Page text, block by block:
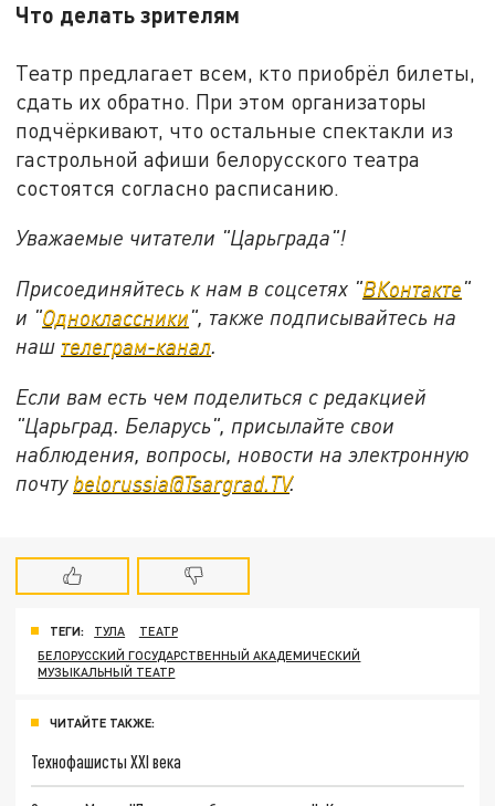
Что делать зрителям
Театр предлагает всем, кто приобрёл билеты,
сдать их обратно. При этом организаторы
подчёркивают, что остальные спектакли из
гастрольной афиши белорусского театра
состоятся согласно расписанию.
Уважаемые читатели "Царьграда"!
Присоединяйтесь к нам в соцсетях "ВКонтакте"
и "Одноклассники", также подписывайтесь на
наш телеграм-канал.
Если вам есть чем поделиться с редакцией
"Царьград. Беларусь", присылайте свои
наблюдения, вопросы, новости на электронную
почту belorussia@Tsargrad.TV.
ТЕГИ: ТУЛА
ТЕАТР
БЕЛОРУССКИЙ ГОСУДАРСТВЕННЫЙ АКАДЕМИЧЕСКИЙ
МУЗЫКАЛЬНЫЙ ТЕАТР
ЧИТАЙТЕ ТАКЖЕ:
Технофашисты XXI века